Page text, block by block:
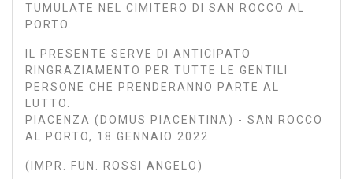
TUMULATE NEL CIMITERO DI SAN ROCCO AL
PORTO.
IL PRESENTE SERVE DI ANTICIPATO
RINGRAZIAMENTO PER TUTTE LE GENTILI
PERSONE CHE PRENDERANNO PARTE AL
LUTTO.
PIACENZA (DOMUS PIACENTINA) - SAN ROCCO
AL PORTO, 18 GENNAIO 2022
(IMPR. FUN. ROSSI ANGELO)